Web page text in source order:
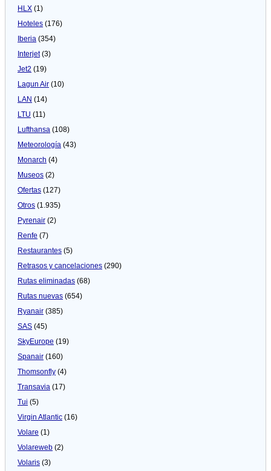
HLX (1)
Hoteles (176)
Iberia (354)
Interjet(3)
Jet2 (19)
Lagun Air (10)
LAN (14)
LTU (11)
Lufthansa (108)
Meteorologí­a (43)
Monarch (4)
Museos (2)
Ofertas (127)
Otros (1.935)
Pyrenair (2)
Renfe (7)
Restaurantes (5)
Retrasos y cancelaciones (290)
Rutas eliminadas (68)
Rutas nuevas (654)
Ryanair (385)
SAS (45)
SkyEurope (19)
Spanair (160)
Thomsonfly (4)
Transavia (17)
Tui (5)
Virgin Atlantic (16)
Volare (1)
Volareweb (2)
Volaris (3)